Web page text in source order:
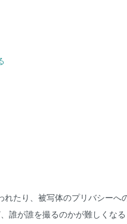
れたり、被写体のプリバシーへ
誰が誰を撮るのかが難しくなる